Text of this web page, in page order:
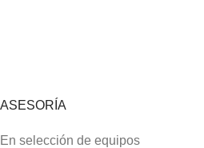
ASESORÍA
En selección de equipos